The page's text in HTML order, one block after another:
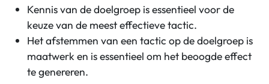
Kennis van de doelgroep is essentieel voor de
keuze van de meest effectieve tactic.
Het afstemmen van een tactic op de doelgroep is
maatwerk en is essentieel om het beoogde effect
te genereren.